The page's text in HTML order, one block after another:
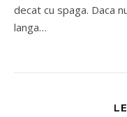
decat cu spaga. Daca
langa…